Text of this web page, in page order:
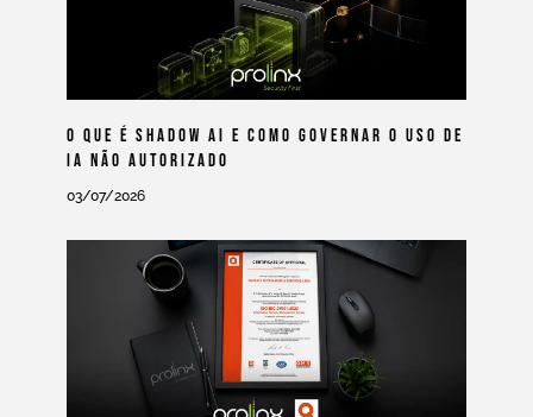
O Que É Shadow AI E Como Governar O Uso De
IA Não Autorizado
03/07/2026